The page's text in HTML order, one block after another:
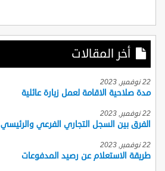
أخر المقالات
22 نوفمبر, 2023
مدة صلاحية الاقامة لعمل زيارة عائلية
22 نوفمبر, 2023
الفرق بين السجل التجاري الفرعي والرئيسي
22 نوفمبر, 2023
طريقة الاستعلام عن رصيد المدفوعات